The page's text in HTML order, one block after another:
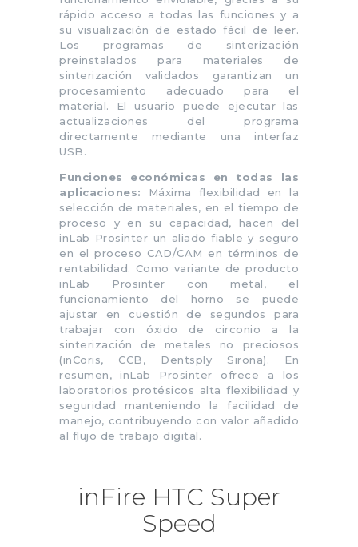
rápido acceso a todas las funciones y a
su visualización de estado fácil de leer.
Los programas de sinterización
preinstalados para materiales de
sinterización validados garantizan un
procesamiento adecuado para el
material. El usuario puede ejecutar las
actualizaciones del programa
directamente mediante una interfaz
USB.
Funciones económicas en todas las
aplicaciones:
Máxima flexibilidad en la
selección de materiales, en el tiempo de
proceso y en su capacidad, hacen del
inLab Prosinter un aliado fiable y seguro
en el proceso CAD/CAM en términos de
rentabilidad. Como variante de producto
inLab Prosinter con metal, el
funcionamiento del horno se puede
ajustar en cuestión de segundos para
trabajar con óxido de circonio a la
sinterización de metales no preciosos
(inCoris, CCB, Dentsply Sirona). En
resumen, inLab Prosinter ofrece a los
laboratorios protésicos alta flexibilidad y
seguridad manteniendo la facilidad de
manejo, contribuyendo con valor añadido
al flujo de trabajo digital.
inFire HTC Super
Speed